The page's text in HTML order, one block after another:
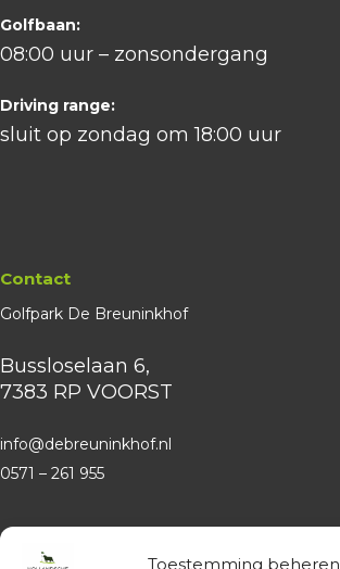
Toestemming beheren
Golfbaan:
08:00 uur – zonsondergang
Driving range:
sluit op zondag om 18:00 uur
Contact
Golfpark De Breuninkhof
Bussloselaan 6,
7383 RP VOORST
info@debreuninkhof.nl
0571 – 261 955
Website